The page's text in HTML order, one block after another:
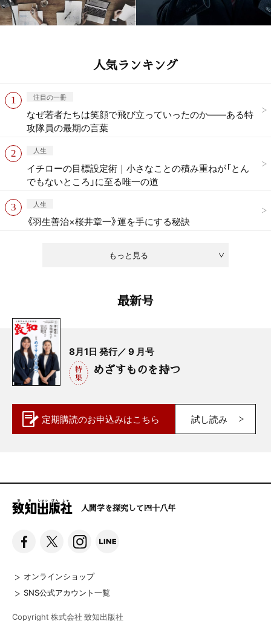
人気ランキング
もっと見る
注目の一冊
なぜ若者たちは笑顔で飛び立っていったのか——ある特
攻隊員の最期の言葉
人生
イチローの目標設定術｜小さなことの積み重ねが「とん
でもないところ」に至る唯一の道
人生
《羽生善治×桜井章一》運を手にする秘訣
最新号
8月1日 発行／ 9 月号
めざすものを持つ
定期購読のお申込みはこちら 試し読み
人間学を探究して四十八年
オンラインショップ
SNS公式アカウント一覧
Copyright 株式会社 致知出版社